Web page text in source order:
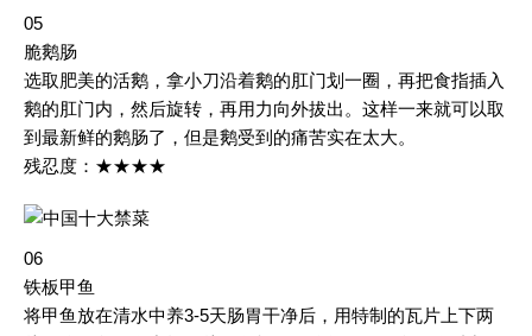
05
脆鹅肠
选取肥美的活鹅，拿小刀沿着鹅的肛门划一圈，再把食指插入
鹅的肛门内，然后旋转，再用力向外拔出。这样一来就可以取
到最新鲜的鹅肠了，但是鹅受到的痛苦实在太大。
残忍度：★★★★
06
铁板甲鱼
将甲鱼放在清水中养3-5天肠胃干净后，用特制的瓦片上下两